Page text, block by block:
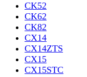
CK52
CK62
CK82
CX14
CX14ZTS
CX15
CX15STC